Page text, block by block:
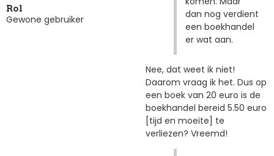
Rol
Gewone gebruiker
dan nog verdient
een boekhandel
er wat aan.
Nee, dat weet ik niet!
Daarom vraag ik het. Dus op
een boek van 20 euro is de
boekhandel bereid 5.50 euro
[tijd en moeite] te
verliezen? Vreemd!